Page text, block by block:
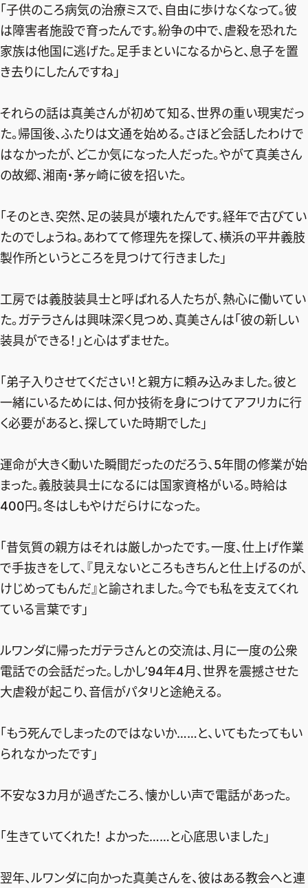
「子供のころ病気の治療ミスで、自由に歩けなくなって。彼
は障害者施設で育ったんです。紛争の中で、虐殺を恐れた
家族は他国に逃げた。足手まといになるからと、息子を置
き去りにしたんですね」
それらの話は真美さんが初めて知る、世界の重い現実だっ
た。帰国後、ふたりは文通を始める。さほど会話したわけで
はなかったが、どこか気になった人だった。やがて真美さん
の故郷、湘南・茅ヶ崎に彼を招いた。
「そのとき、突然、足の装具が壊れたんです。経年で古びてい
たのでしょうね。あわてて修理先を探して、横浜の平井義肢
製作所というところを見つけて行きました」
工房では義肢装具士と呼ばれる人たちが、熱心に働いてい
た。ガテラさんは興味深く見つめ、真美さんは「彼の新しい
装具ができる！」と心はずませた。
「弟子入りさせてください！と親方に頼み込みました。彼と
一緒にいるためには、何か技術を身につけてアフリカに行
く必要があると、探していた時期でした」
運命が大きく動いた瞬間だったのだろう、5年間の修業が始
まった。義肢装具士になるには国家資格がいる。時給は
400円。冬はしもやけだらけになった。
「昔気質の親方はそれは厳しかったです。一度、仕上げ作業
で手抜きをして、『見えないところもきちんと仕上げるのが、
けじめってもんだ』と諭されました。今でも私を支えてくれ
ている言葉です」
ルワンダに帰ったガテラさんとの交流は、月に一度の公衆
電話での会話だった。しかし’94年4月、世界を震撼させた
大虐殺が起こり、音信がパタリと途絶える。
「もう死んでしまったのではないか……と、いてもたってもい
られなかったです」
不安な3カ月が過ぎたころ、懐かしい声で電話があった。
「生きていてくれた！ よかった……と心底思いました」
翌年、ルワンダに向かった真美さんを、彼はある教会へと連